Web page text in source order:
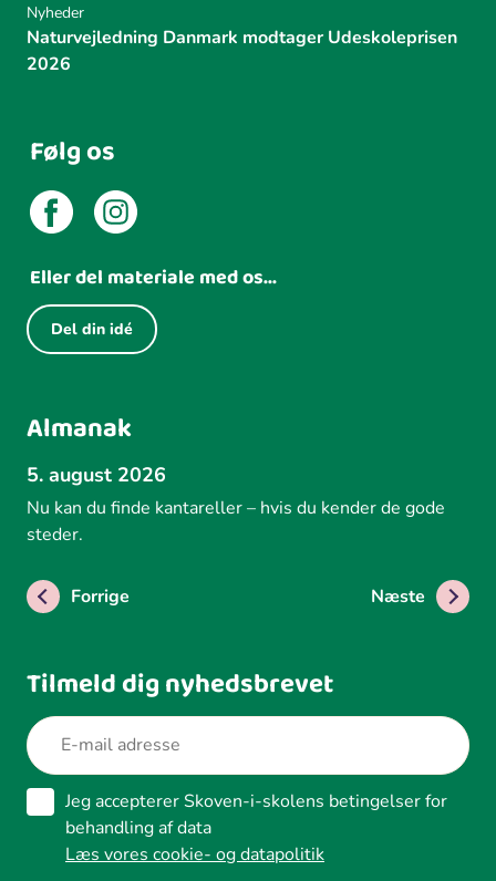
Nyheder
Naturvejledning Danmark modtager Udeskoleprisen
2026
Følg os
Eller del materiale med os...
Del din idé
Almanak
5. august 2026
Nu kan du finde kantareller – hvis du kender de gode
steder.
Forrige Næste
Tilmeld dig nyhedsbrevet
Jeg accepterer Skoven-i-skolens betingelser for
behandling af data
Læs vores cookie- og datapolitik